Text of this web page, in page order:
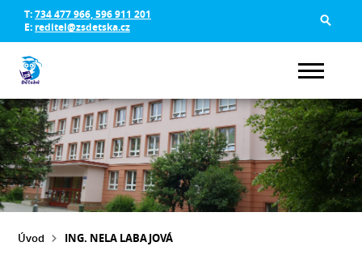
T:734 477 966, 596 911 201
E: reditel@zsdetska.cz
Úvod ING. NELA LABAJOVÁ